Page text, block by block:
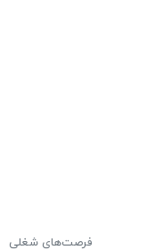
فرصت‌های شغلی